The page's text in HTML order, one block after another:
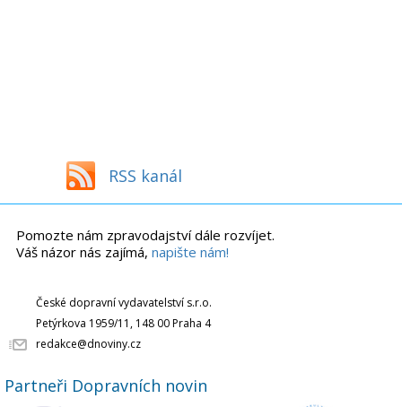
RSS kanál
Pomozte nám zpravodajství dále rozvíjet.
Váš názor nás zajímá, napište nám!
České dopravní vydavatelství s.r.o.
Petýrkova 1959/11, 148 00 Praha 4
redakce@dnoviny.cz
Partneři Dopravních novin